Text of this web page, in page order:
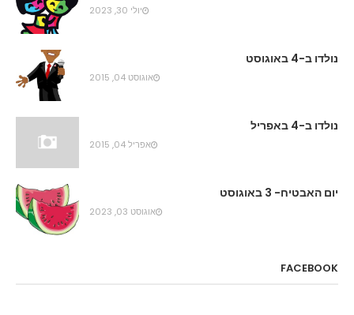
יולי 30, 2023
נולדו ב-4 באוגוסט
אוגוסט 04, 2015
נולדו ב-4 באפריל
אפריל 04, 2015
יום האבטיח- 3 באוגוסט
אוגוסט 03, 2023
FACEBOOK